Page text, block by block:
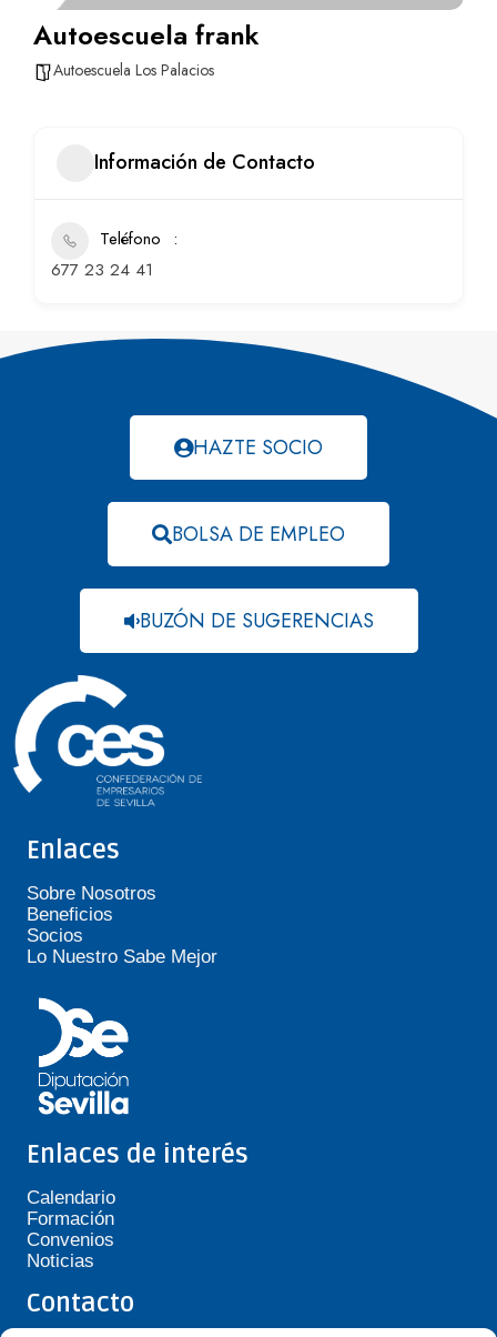
Autoescuela frank
Autoescuela Los Palacios
Información de Contacto
Teléfono
677 23 24 41
HAZTE SOCIO
BOLSA DE EMPLEO
BUZÓN DE SUGERENCIAS
Enlaces
Sobre Nosotros
Beneficios
Socios
Lo Nuestro Sabe Mejor
Enlaces de interés
Calendario
Formación
Convenios
Noticias
Contacto